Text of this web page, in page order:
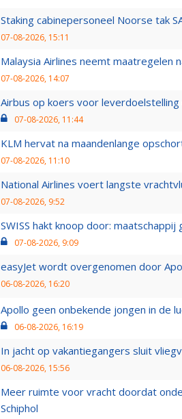
Staking cabinepersoneel Noorse tak
07-08-2026, 15:11
Malaysia Airlines neemt maatregelen
07-08-2026, 14:07
Airbus op koers voor
07-08-2026, 11:44
KLM hervat na maandenlange
07-08-2026, 11:10
National Airlines voert langste
07-08-2026, 9:52
SWISS hakt knoop door:
07-08-2026, 9:09
easyJet wordt overgenomen door
06-08-2026, 16:20
Apollo geen onbekende jongen in de
06-08-2026, 16:19
In jacht op vakantiegangers sluit
06-08-2026, 15:56
Meer ruimte voor vracht doordat
Schiphol